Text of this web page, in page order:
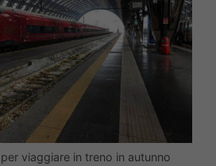
viaggiare in treno in autunno